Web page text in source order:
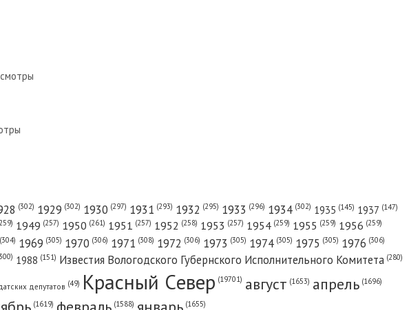
(302) 1929 (302) 1930 (297) 1931 (293) 1932 (295) 1933 (296) 1934 (302) 1935 (145) 1937 (147)
1949 (257) 1950 (261) 1951 (257) 1952 (258) 1953 (257) 1954 (259) 1955 (259) 1956 (259)
(304) 1969 (305) 1970 (306) 1971 (308) 1972 (306) 1973 (305) 1974 (305) 1975 (305) 1976 (306)
1988 (151) Известия Вологодского Губернского Исполнительного Комитета (280)
депутатов (49) Красный Cевер (19701) август (1653) апрель (1696)
(1619) (1588) (1655)